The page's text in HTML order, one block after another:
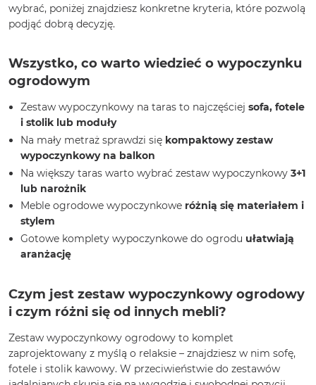
wybrać, poniżej znajdziesz konkretne kryteria, które pozwolą
podjąć dobrą decyzję.
Wszystko, co warto wiedzieć o wypoczynku
ogrodowym
Zestaw wypoczynkowy na taras to najczęściej sofa, fotele
i stolik lub moduły
Na mały metraż sprawdzi się kompaktowy zestaw
wypoczynkowy na balkon
Na większy taras warto wybrać zestaw wypoczynkowy 3+1
lub narożnik
Meble ogrodowe wypoczynkowe różnią się materiałem i
stylem
Gotowe komplety wypoczynkowe do ogrodu ułatwiają
aranżację
Czym jest zestaw wypoczynkowy ogrodowy
i czym różni się od innych mebli?
Zestaw wypoczynkowy ogrodowy to komplet
zaprojektowany z myślą o relaksie – znajdziesz w nim sofę,
fotele i stolik kawowy. W przeciwieństwie do zestawów